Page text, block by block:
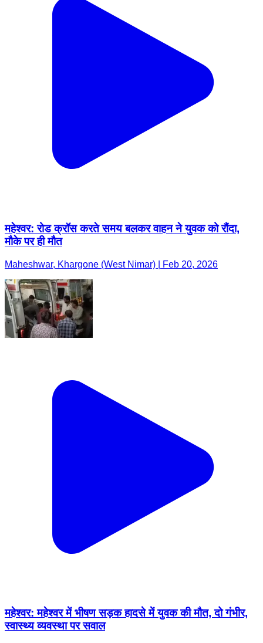
महेश्वर: रोड क्रॉस करते समय बलकर वाहन ने युवक को रौंदा,
मौके पर ही मौत
Maheshwar, Khargone (West Nimar) | Feb 20, 2026
महेश्वर: महेश्वर में भीषण सड़क हादसे में युवक की मौत, दो गंभीर,
स्वास्थ्य व्यवस्था पर सवाल